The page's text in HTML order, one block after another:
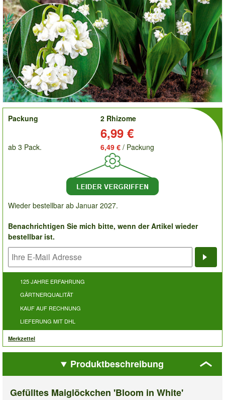
order
Packung
2 Rhizome
6,99 €
ab 3 Pack. 6,49 € / Packung
Wieder bestellbar ab Januar 2027.
Benachrichtigen Sie mich bitte, wenn der Artikel wieder
bestellbar ist.
125 JAHRE ERFAHRUNG
GÄRTNERQUALITÄT
KAUF AUF RECHNUNG
LIEFERUNG MIT DHL
Merkzettel
Produktbeschreibung
Gefülltes Maiglöckchen 'Bloom in White'